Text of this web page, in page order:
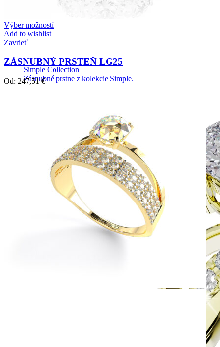
Simple Collection
Zásnubné prstne z kolekcie Simple.
Výber možností
Add to wishlist
Zavrieť
ZÁSNUBNÝ PRSTEŇ LG25
Od: 247,51€